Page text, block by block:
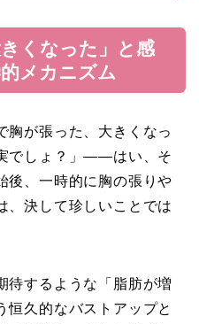
くなった」と感
メカニズム
胸が張った、大きくなっ
でしょ？」――はい、そ
後、一時的に胸の張りや
、決して珍しいことでは
待するような「脂肪が増
恒久的なバストアップと